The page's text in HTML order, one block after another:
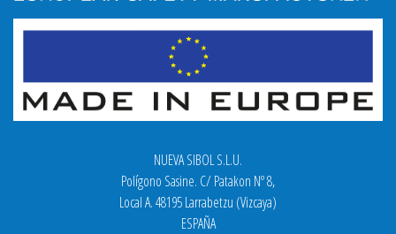
NUEVA SIBOL S.L.U.
Polígono Sasine. C/ Patakon Nº 8,
Local A. 48195 Larrabetzu (Vizcaya)
ESPAÑA